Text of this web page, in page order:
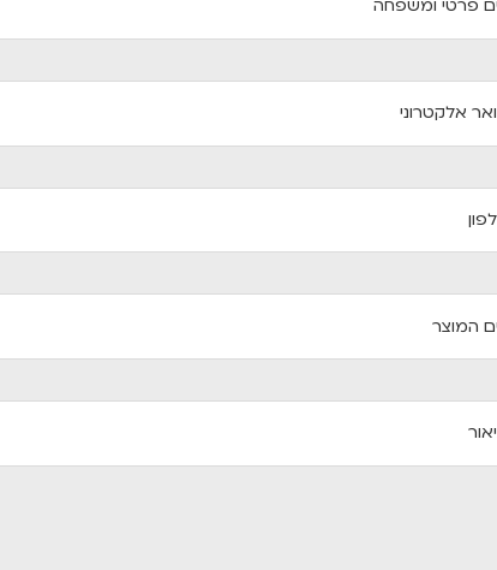
פרטי ומשפחה
אלקטרוני
המוצר